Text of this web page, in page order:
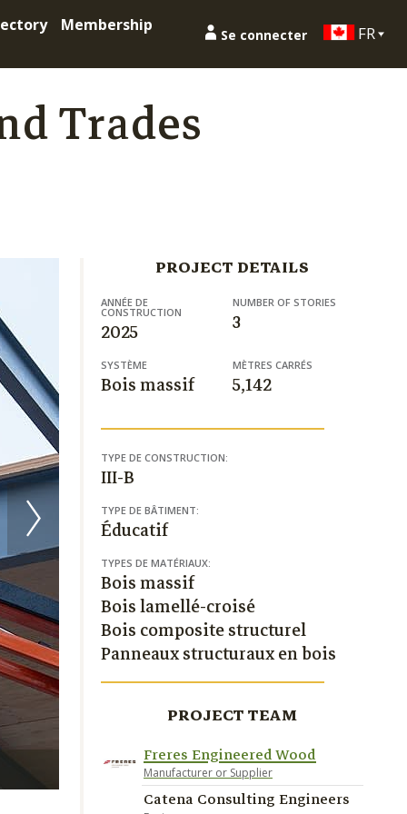
Membership
Se connecter FR
Trades
Lease Crutcher Lewis, LLC
PROJECT DETAILS
ANNÉE DE
CONSTRUCTION
2025
NUMBER OF STORIES
3
SYSTÈME
Bois massif
MÈTRES CARRÉS
5,142
TYPE DE CONSTRUCTION:
III-B
TYPE DE BÂTIMENT:
Éducatif
TYPES DE MATÉRIAUX:
Bois massif
Bois lamellé-croisé
Bois composite structurel
Panneaux structuraux en bois
PROJECT TEAM
Freres Engineered Wood
Manufacturer or Supplier
Catena Consulting Engineers